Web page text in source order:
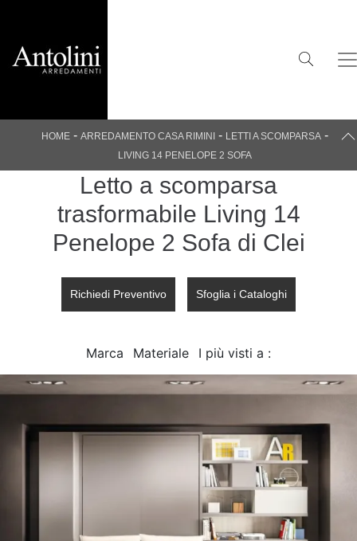
HOME- ARREDAMENTO CASA RIMINI - LETTI A SCOMPARSA -
LIVING 14 PENELOPE 2 SOFA
Letto a scomparsa
trasformabile Living 14
Penelope 2 Sofa di Clei
Richiedi Preventivo Sfoglia i Cataloghi
Marca Materiale I più visti a :